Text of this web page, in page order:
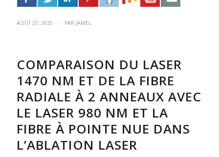
AOÛT 27, 2025 / PAR JAMEL
COMPARAISON DU LASER
1470 NM ET DE LA FIBRE
RADIALE À 2 ANNEAUX AVEC
LE LASER 980 NM ET LA
FIBRE À POINTE NUE DANS
L’ABLATION LASER